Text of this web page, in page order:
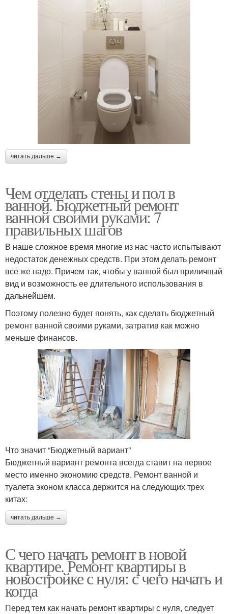
читать дальше →
Чем отделать стены и пол в
ванной. Бюджетный ремонт
ванной своими руками: 7
правильных шагов
В наше сложное время многие из нас часто испытывают
недостаток денежных средств. При этом делать ремонт
все же надо. Причем так, чтобы у ванной был приличный
вид и возможность ее длительного использования в
дальнейшем.
Поэтому полезно будет понять, как сделать бюджетный
ремонт ванной своими руками, затратив как можно
меньше финансов.
Что значит “Бюджетный вариант”
Бюджетный вариант ремонта всегда ставит на первое
место именно экономию средств. Ремонт ванной и
туалета эконом класса держится на следующих трех
китах:
читать дальше →
С чего начать ремонт в новой
квартире. Ремонт квартиры в
новостройке с нуля: с чего начать и
когда
Перед тем как начать ремонт квартиры с нуля, следует